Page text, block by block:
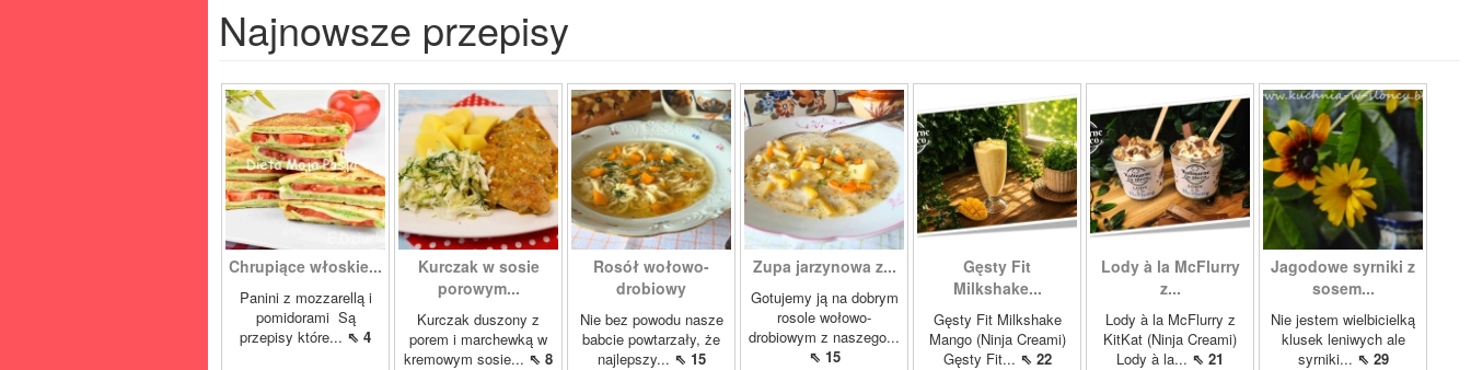
Najnowsze przepisy
Chrupiące włoskie...
Panini z mozzarellą i
pomidorami Są
przepisy które... ⇖ 4
Kurczak w sosie
porowym...
Kurczak duszony z
porem i marchewką w
kremowym sosie... ⇖ 8
Rosół wołowo-
drobiowy
Nie bez powodu nasze
babcie powtarzały, że
najlepszy... ⇖ 15
Zupa jarzynowa z...
Gotujemy ją na dobrym
rosole wołowo-
drobiowym z naszego...
⇖ 15
Gęsty Fit
Milkshake...
Gęsty Fit Milkshake
Mango (Ninja Creami)
Gęsty Fit... ⇖ 22
Lody à la McFlurry
z...
Lody à la McFlurry z
KitKat (Ninja Creami)
Lody à la... ⇖ 21
Jagodowe syrniki z
sosem...
Nie jestem wielbicielką
klusek leniwych ale
syrniki... ⇖ 29